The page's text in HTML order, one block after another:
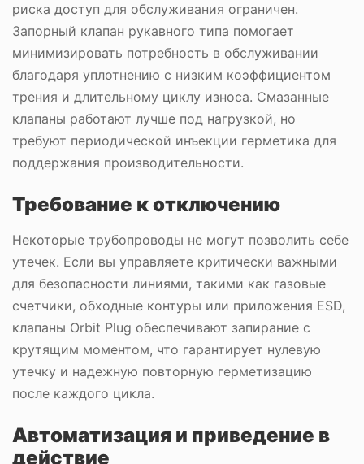
риска доступ для обслуживания ограничен.
Запорный клапан рукавного типа помогает
минимизировать потребность в обслуживании
благодаря уплотнению с низким коэффициентом
трения и длительному циклу износа. Смазанные
клапаны работают лучше под нагрузкой, но
требуют периодической инъекции герметика для
поддержания производительности.
Требование к отключению
Некоторые трубопроводы не могут позволить себе
утечек. Если вы управляете критически важными
для безопасности линиями, такими как газовые
счетчики, обходные контуры или приложения ESD,
клапаны Orbit Plug обеспечивают запирание с
крутящим моментом, что гарантирует нулевую
утечку и надежную повторную герметизацию
после каждого цикла.
Автоматизация и приведение в
действие